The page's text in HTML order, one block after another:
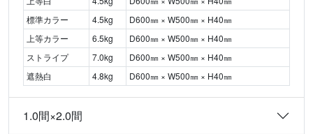
標準カラー
4.5kg
D600㎜ × W500㎜ × H40㎜
上等カラー
6.5kg
D600㎜ × W500㎜ × H40㎜
ストライプ
7.0kg
D600㎜ × W500㎜ × H40㎜
遮熱白
4.8kg D600㎜ × W500㎜ × H40㎜
1.0間×2.0間